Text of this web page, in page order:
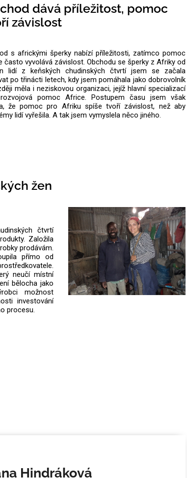
dává příležitost, pomoc
závislost
s africkými šperky nabízí příležitosti, zatímco pomoc
často vyvolává závislost. Obchodu se šperky z Afriky od
lidí z keňských chudinských čtvrtí jsem se začala
po třinácti letech, kdy jsem pomáhala jako dobrovolník
měla i neziskovou organizaci, jejíž hlavní specializací
pomoc Africe. Postupem času jsem však
že pomoc pro Afriku spíše tvoří závislost, než aby
lidí vyřešila. A tak jsem vymyslela něco jiného.
žen
čtvrtí
Založila
prodávám.
přímo od
neučí místní
bělocha jako
možnost
investování
procesu.
Hindráková